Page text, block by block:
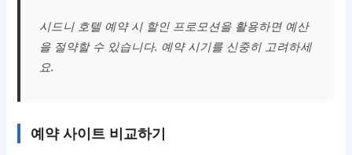
시드니 호텔 예약 시 할인 프로모션을 활용하면 예산
을 절약할 수 있습니다. 예약 시기를 신중히 고려하세
요.
예약 사이트 비교하기